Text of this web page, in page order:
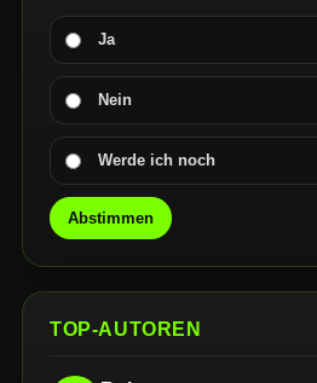
Ja
Nein
Werde ich noch
Abstimmen
TOP-AUTOREN